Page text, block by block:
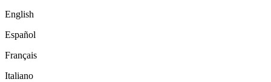
English
Español
Français
Italiano